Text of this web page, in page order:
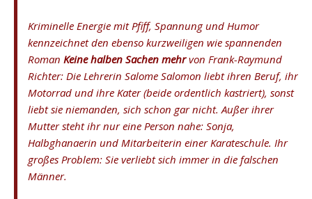
Kriminelle Energie mit Pfiff, Spannung und Humor
kennzeichnet den ebenso kurzweiligen wie spannenden
Roman Keine halben Sachen mehrvon Frank-Raymund
Richter: Die Lehrerin Salome Salomon liebt ihren Beruf, ihr
Motorrad und ihre Kater (beide ordentlich kastriert), sonst
liebt sie niemanden, sich schon gar nicht. Außer ihrer
Mutter steht ihr nur eine Person nahe: Sonja,
Halbghanaerin und Mitarbeiterin einer Karateschule. Ihr
großes Problem: Sie verliebt sich immer in die falschen
Männer.